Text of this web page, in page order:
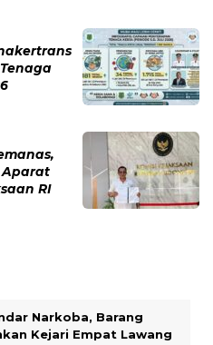
Aparat
RI
Narkoba, Barang
Kejari Empat Lawang